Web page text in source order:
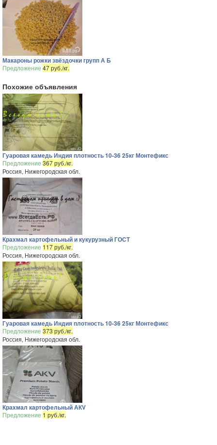
Макароны рожки звёздочки групп А Б
Предложение 47 руб./кг.
Похожие объявления
Гуаровая камедь Индия плотность 10-36 25кг Монтефикс
Предложение 367 руб./кг.
Россия, Нижегородская обл.
Крахмал картофельный и кукурузный ГОСТ
Предложение 117 руб./кг.
Россия, Нижегородская обл.
Гуаровая камедь Индия плотность 10-36 25кг Монтефикс
Предложение 373 руб./кг.
Россия, Нижегородская обл.
Крахмал картофельный АКV
Предложение 1 руб./кг.